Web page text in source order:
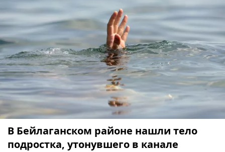
В Бейлаганском районе нашли тело
подростка, утонувшего в канале